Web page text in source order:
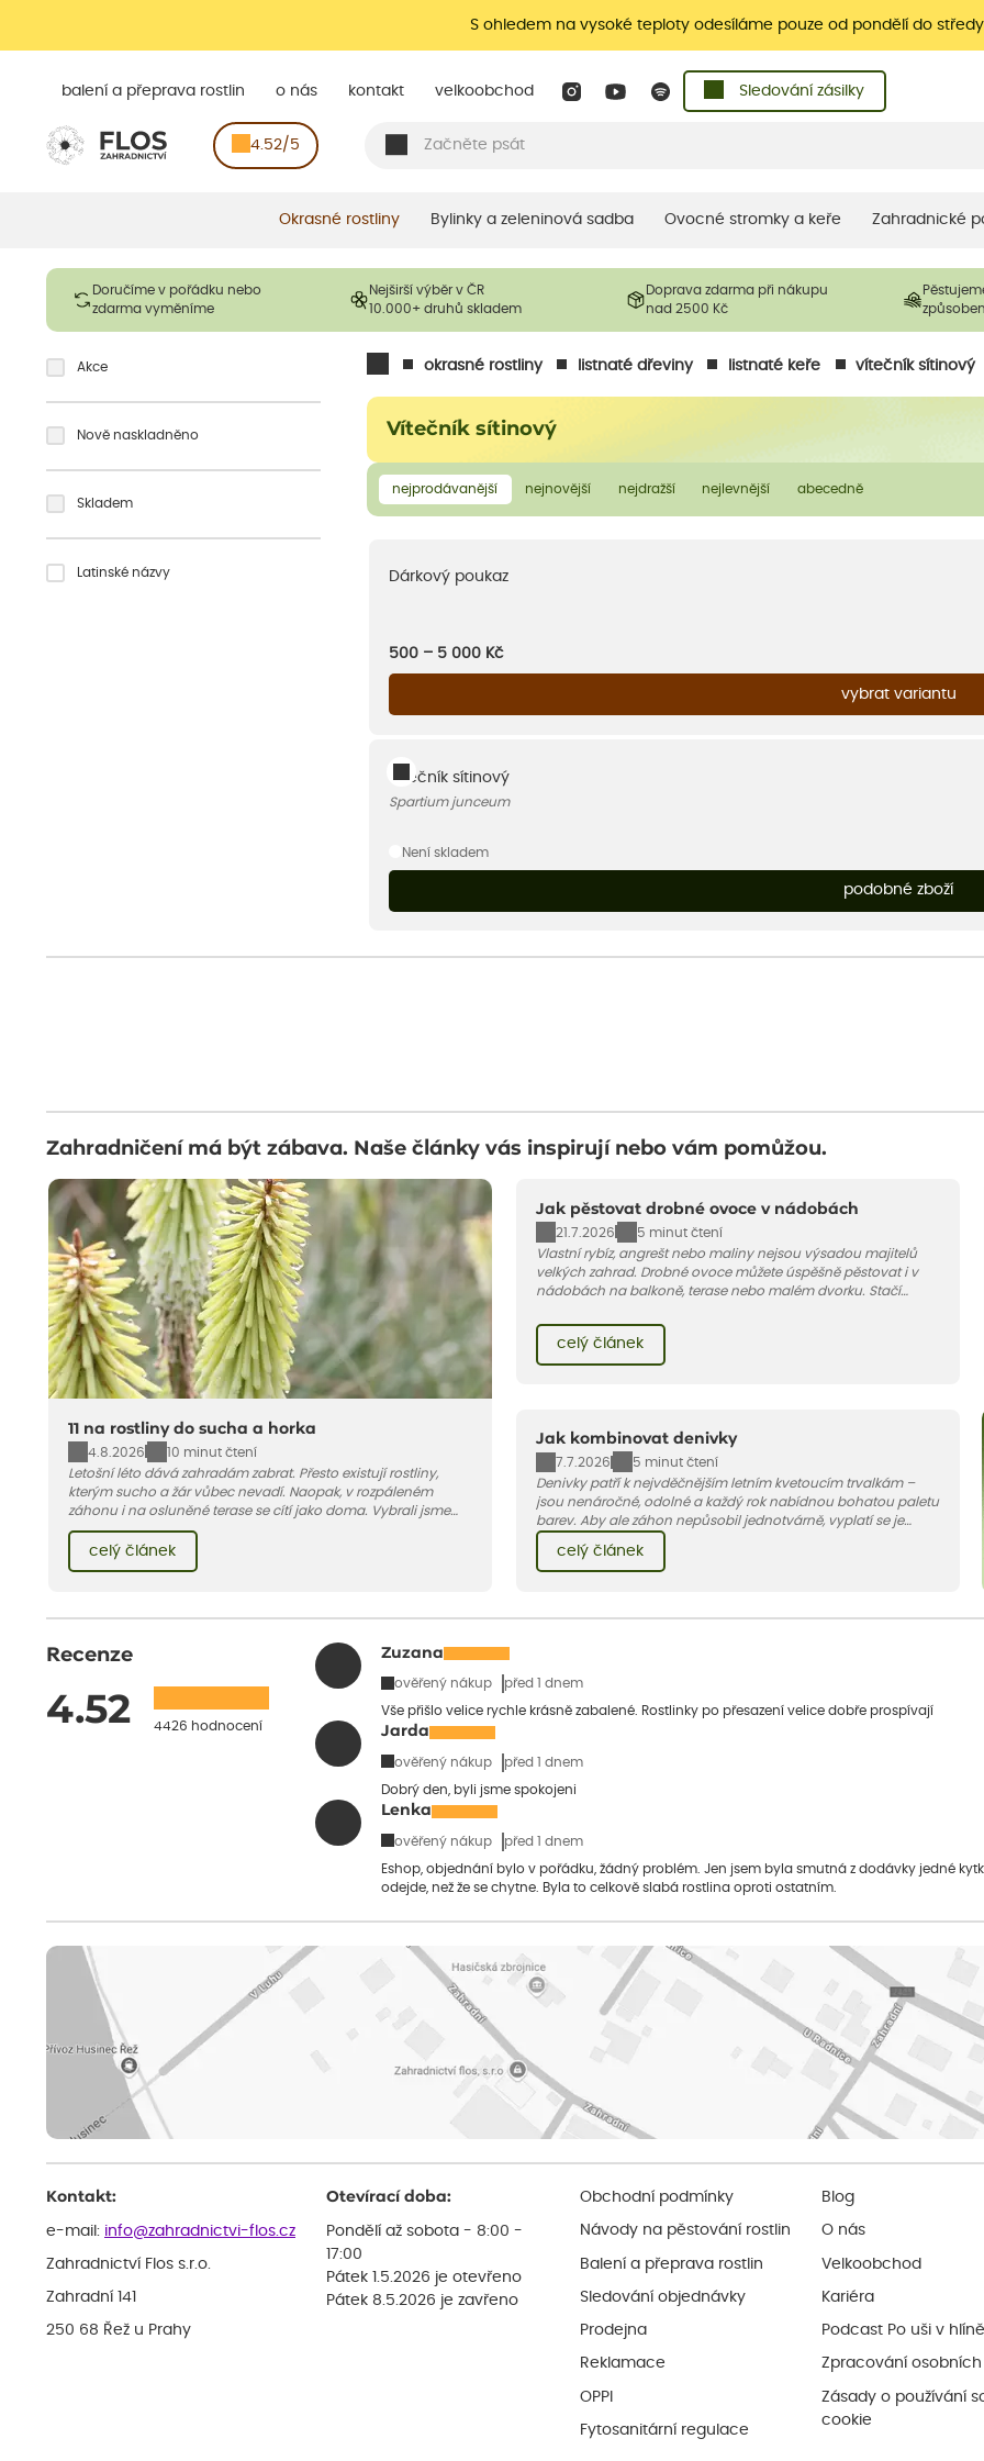
S ohledem na vysoké teploty odesíláme pouze od pondělí do středy
balení a přeprava rostlin o nás kontakt velkoobchod Sledování zásilky
4.52/5
Okrasné rostliny Bylinky a zeleninová sadba Ovocné stromky a keře Zahradnické
Doručíme v pořádku nebo
zdarma vyměníme
Nejširší výběr v ČR
10.000+ druhů skladem
Doprava zdarma při nákupu
nad 2500 Kč
okrasné rostliny listnaté dřeviny listnaté keře vítečník sítinový
Vítečník sítinový
nejprodávanější nejnovější nejdražší nejlevnější abecedně
Akce
Nově naskladněno
Skladem
Latinské názvy Dárkový poukaz
500 – 5 000 Kč
vybrat variantu
Vítečník sítinový
Spartium junceum
Není skladem
podobné zboží
Zahradničení má být zábava. Naše články vás inspirují nebo vám pomůžou.
11 na rostliny do sucha a horka
4.8.2026
10 minut čtení
Letošní léto dává zahradám zabrat. Přesto existují rostliny,
kterým sucho a žár vůbec nevadí. Naopak, v rozpáleném
záhonu i na osluněné terase se cítí jako doma. Vybrali jsme
pro vás 11 tipů na odolné druhy, které zvládnou horké a suché
léto bez pravidelné zálivky. Pojďme se podívat, které to jsou.
celý článek
Jak pěstovat drobné ovoce v nádobách
21.7.2026
5 minut čtení
Vlastní rybíz, angrešt nebo maliny nejsou výsadou majitelů
velkých zahrad. Drobné ovoce můžete úspěšně pěstovat i v
nádobách na balkoně, terase nebo malém dvorku. Stačí
pár základních pravidel. V tomto článku vám poradíme, jak na
celý článek
Jak kombinovat denivky
7.7.2026
5 minut čtení
Denivky patří k nejvděčnějším letním kvetoucím trvalkám –
jsou nenáročné, odolné a každý rok nabídnou bohatou paletu
barev. Aby ale záhon nepůsobil jednotvárně, vyplatí se je
jakými trvalkami a travinami denivky nejlépe ladí.
celý článek
Recenze
4.52 4426 hodnocení
Zuzana
ověřený nákup před 1 dnem
Vše přišlo velice rychle krásně zabalené. Rostlinky po přesazení velice dobře prospívají
Jarda
ověřený nákup před 1 dnem
Dobrý den, byli jsme spokojeni
Lenka
ověřený nákup před 1 dnem
Eshop, objednání bylo v pořádku, žádný problém. Jen jsem byla smutná z dodávky jedné
odejde, než že se chytne. Byla to celkově slabá rostlina oproti ostatním.
Kontakt:
e-mail: info@zahradnictvi-flos.cz
Zahradnictví Flos s.r.o.
Zahradní 141
250 68 Řež u Prahy
Otevírací doba:
Pondělí až sobota - 8:00 -
17:00
Pátek 1.5.2026 je otevřeno
Pátek 8.5.2026 je zavřeno
Obchodní podmínky
Návody na pěstování rostlin
Balení a přeprava rostlin
Sledování objednávky
Prodejna
Reklamace
OPPI
Fytosanitární regulace
Blog
O nás
Velkoobchod
Kariéra
Podcast Po uši v hlíně
Zpracování
Zásady o používání
cookie